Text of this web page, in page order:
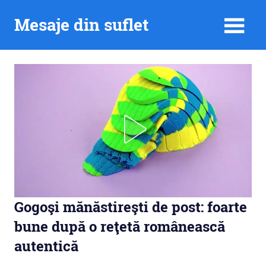
Mesaje din suflet
Gogoşi mănăstireşti de post: foarte
bune după o reţetă românească
autentică